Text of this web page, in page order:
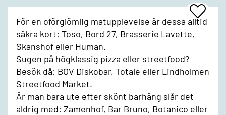
Add
To
Favrites
För en oförglömlig matupplevelse är dessa alltid
säkra kort: Toso, Bord 27, Brasserie Lavette,
Skanshof eller Human.
Sugen på högklassig pizza eller streetfood?
Besök då: BOV Diskobar, Totale eller Lindholmen
Streetfood Market.
Är man bara ute efter skönt barhäng slår det
aldrig med: Zamenhof, Bar Bruno, Botanico eller